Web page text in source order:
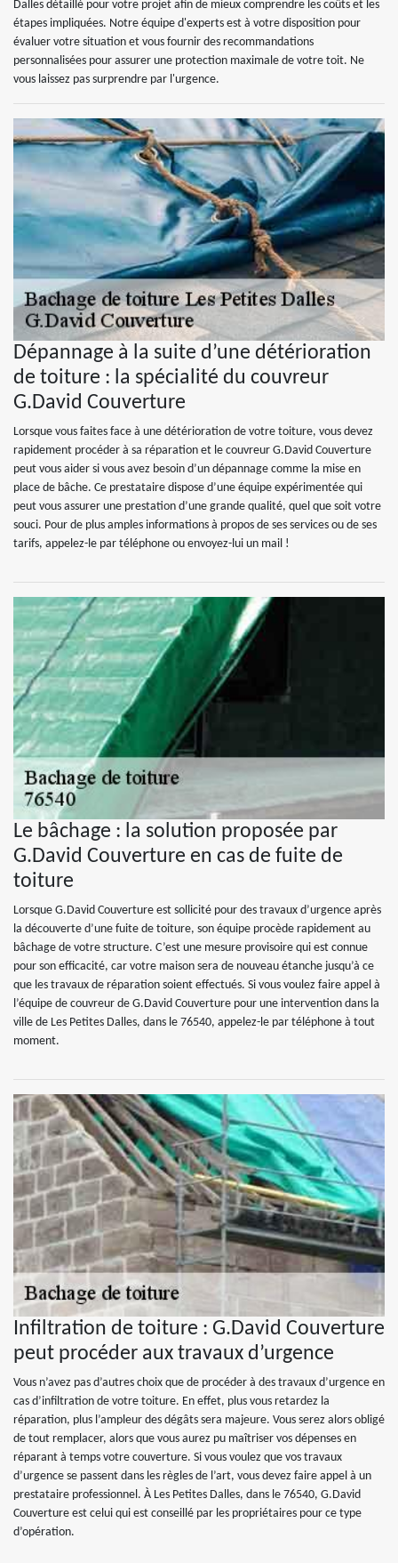
Dalles détaillé pour votre projet afin de mieux comprendre les coûts et les
étapes impliquées. Notre équipe d'experts est à votre disposition pour
évaluer votre situation et vous fournir des recommandations
personnalisées pour assurer une protection maximale de votre toit. Ne
vous laissez pas surprendre par l'urgence.
Dépannage à la suite d’une détérioration
de toiture : la spécialité du couvreur
G.David Couverture
Lorsque vous faites face à une détérioration de votre toiture, vous devez
rapidement procéder à sa réparation et le couvreur G.David Couverture
peut vous aider si vous avez besoin d’un dépannage comme la mise en
place de bâche. Ce prestataire dispose d’une équipe expérimentée qui
peut vous assurer une prestation d’une grande qualité, quel que soit votre
souci. Pour de plus amples informations à propos de ses services ou de ses
tarifs, appelez-le par téléphone ou envoyez-lui un mail !
Le bâchage : la solution proposée par
G.David Couverture en cas de fuite de
toiture
Lorsque G.David Couverture est sollicité pour des travaux d’urgence après
la découverte d’une fuite de toiture, son équipe procède rapidement au
bâchage de votre structure. C’est une mesure provisoire qui est connue
pour son efficacité, car votre maison sera de nouveau étanche jusqu’à ce
que les travaux de réparation soient effectués. Si vous voulez faire appel à
l’équipe de couvreur de G.David Couverture pour une intervention dans la
ville de Les Petites Dalles, dans le 76540, appelez-le par téléphone à tout
moment.
Infiltration de toiture : G.David Couverture
peut procéder aux travaux d’urgence
Vous n’avez pas d’autres choix que de procéder à des travaux d’urgence en
cas d’infiltration de votre toiture. En effet, plus vous retardez la
réparation, plus l’ampleur des dégâts sera majeure. Vous serez alors obligé
de tout remplacer, alors que vous aurez pu maîtriser vos dépenses en
réparant à temps votre couverture. Si vous voulez que vos travaux
d’urgence se passent dans les règles de l’art, vous devez faire appel à un
prestataire professionnel. À Les Petites Dalles, dans le 76540, G.David
Couverture est celui qui est conseillé par les propriétaires pour ce type
d’opération.